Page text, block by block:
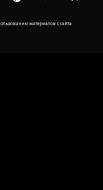
материалов с сайта